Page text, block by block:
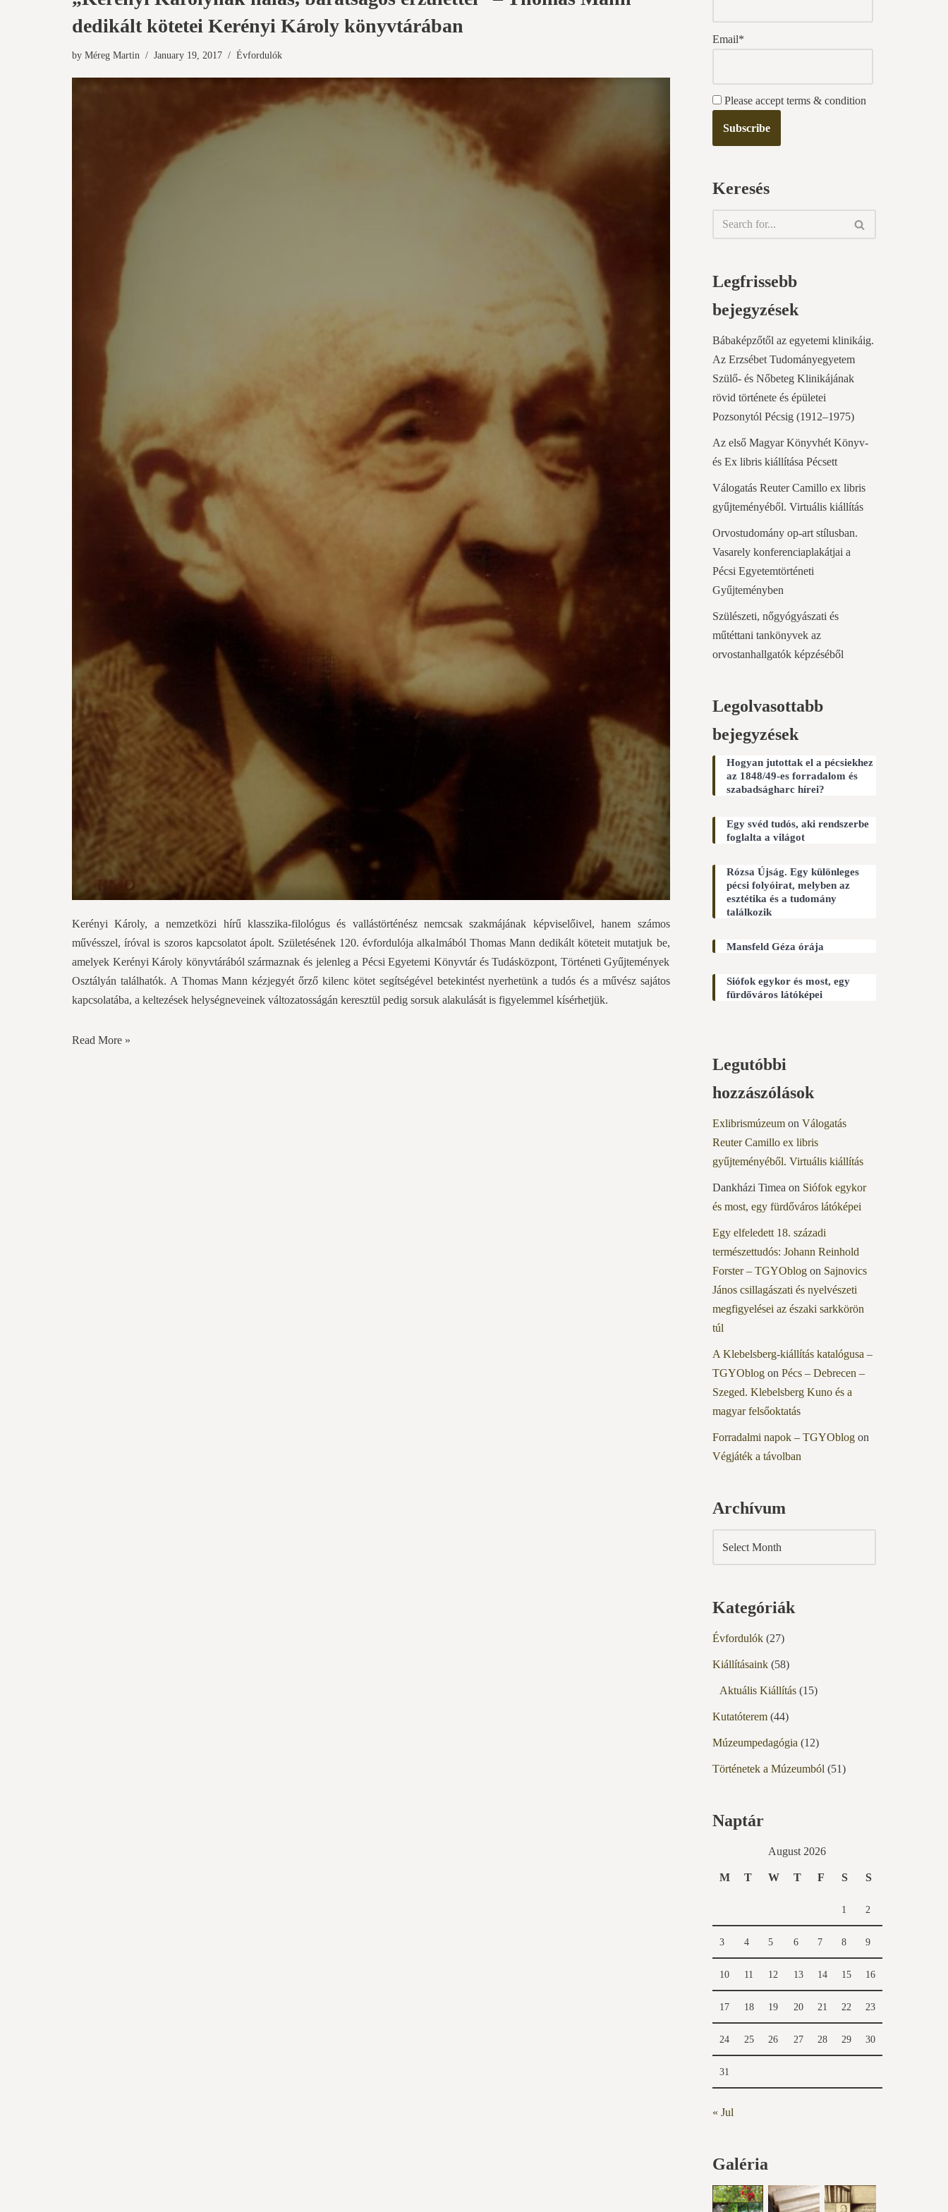
dedikált kötetei Kerényi Károly könyvtárában
by Méreg Martin January 19, 2017 Évfordulók
Kerényi Károly, a nemzetközi hírű klasszika-filológus és vallástörténész nemcsak szakmájának képviselőivel, hanem számos
művésszel, íróval is szoros kapcsolatot ápolt. Születésének 120. évfordulója alkalmából Thomas Mann dedikált köteteit mutatjuk be,
amelyek Kerényi Károly könyvtárából származnak és jelenleg a Pécsi Egyetemi Könyvtár és Tudásközpont, Történeti Gyűjtemények
Osztályán találhatók. A Thomas Mann kézjegyét őrző kilenc kötet segítségével betekintést nyerhetünk a tudós és a művész sajátos
kapcsolatába, a keltezések helységneveinek változatosságán keresztül pedig sorsuk alakulását is figyelemmel kísérhetjük.
Read More »
Email*
Please accept terms & condition
Keresés
Legfrissebb
bejegyzések
Bábaképzőtől az egyetemi klinikáig.
Az Erzsébet Tudományegyetem
Szülő- és Nőbeteg Klinikájának
rövid története és épületei
Pozsonytól Pécsig (1912–1975)
Az első Magyar Könyvhét Könyv-
és Ex libris kiállítása Pécsett
Válogatás Reuter Camillo ex libris
gyűjteményéből. Virtuális kiállítás
Orvostudomány op-art stílusban.
Vasarely konferenciaplakátjai a
Pécsi Egyetemtörténeti
Gyűjteményben
Szülészeti, nőgyógyászati és
műtéttani tankönyvek az
orvostanhallgatók képzéséből
Legolvasottabb
bejegyzések
Hogyan jutottak el a pécsiekhez
az 1848/49-es forradalom és
szabadságharc hírei?
Egy svéd tudós, aki rendszerbe
foglalta a világot
Rózsa Újság. Egy különleges
pécsi folyóirat, melyben az
esztétika és a tudomány
találkozik
Mansfeld Géza órája
Siófok egykor és most, egy
fürdőváros látóképei
Legutóbbi
hozzászólások
Exlibrismúzeumon Válogatás
Reuter Camillo ex libris
gyűjteményéből. Virtuális kiállítás
Dankházi Timea on Siófok egykor
és most, egy fürdőváros látóképei
Egy elfeledett 18. századi
természettudós: Johann Reinhold
Forster – TGYOblogon Sajnovics
János csillagászati és nyelvészeti
megfigyelései az északi sarkkörön
túl
A Klebelsberg-kiállítás katalógusa –
TGYOblogon Pécs – Debrecen –
Szeged. Klebelsberg Kuno és a
magyar felsőoktatás
Forradalmi napok – TGYOblogon
Végjáték a távolban
Archívum
Kategóriák
Évfordulók(27)
Kiállításaink(58)
Aktuális Kiállítás(15)
Kutatóterem(44)
Múzeumpedagógia (12)
Történetek a Múzeumból (51)
Naptár
August 2026
M T W T F S S
1 2
3 4 5 6 7 8 9
10 11 12 13 14 15 16
17 18 19 20 21 22 23
24 25 26 27 28 29 30
31
« Jul
Galéria